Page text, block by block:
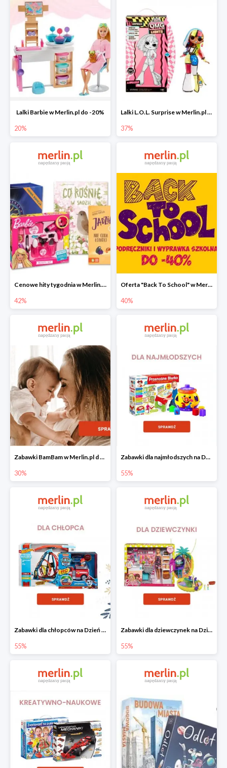
Lalki Barbie w Merlin.pl do -20%
20%
Lalki L.O.L. Surprise w Merlin.pl do -37%
37%
Cenowe hity tygodnia w Merlin.pl do -42%
42%
Oferta "Back To School" w Merlin.pl do -40%
40%
Zabawki BamBam w Merlin.pl d -30%
30%
Zabawki dla najmłodszych na Dzień Dziecka w Merlin.pl do -55%
55%
Zabawki dla chłopców na Dzień Dziecka w Merlin.pl do -55%
55%
Zabawki dla dziewczynek na Dzień Dziecka w Merlin.pl do -55%
55%